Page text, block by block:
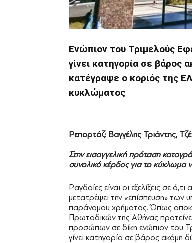
Ενώπιον του Τριμελούς
γίνει κατηγορία σε
κατέγραψε ο κοριός της
κυκλώματος
Ρεπορτάζ: Βαγγέλης Τριάντης,
Στην εισαγγελική πρόταση
συνολικό κέρδος για το κύκλωμα
Ραγδαίες είναι οι εξελίξεις σε
μετατρέψει την «επίσπευση» των
παράνομου χρήματος. Όπως
Πρωτοδικών της Αθήνας
προσώπων σε δίκη ενώπιον του
γίνει κατηγορία σε βάρος ακόμη